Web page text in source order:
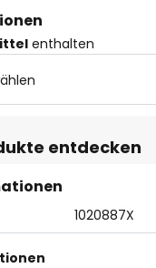
enthalten
entdecken
1020887X